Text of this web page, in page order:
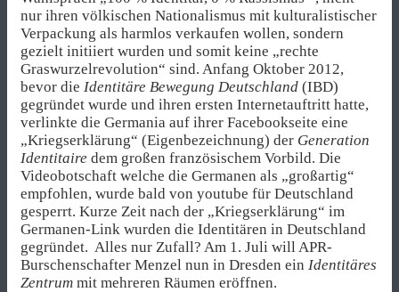
nur ihren völkischen Nationalismus mit kulturalistischer
Verpackung als harmlos verkaufen wollen, sondern
gezielt initiiert wurden und somit keine „rechte
Graswurzelrevolution“ sind. Anfang Oktober 2012,
bevor die Identitäre Bewegung Deutschland (IBD)
gegründet wurde und ihren ersten Internetauftritt hatte,
verlinkte die Germania auf ihrer Facebookseite eine
„Kriegserklärung“ (Eigenbezeichnung) der Generation
Identitaire dem großen französischem Vorbild. Die
Videobotschaft welche die Germanen als „großartig“
empfohlen, wurde bald von youtube für Deutschland
gesperrt. Kurze Zeit nach der „Kriegserklärung“ im
Germanen-Link wurden die Identitären in Deutschland
gegründet. Alles nur Zufall? Am 1. Juli will APR-
Burschenschafter Menzel nun in Dresden ein Identitäres
Zentrum mit mehreren Räumen eröffnen.